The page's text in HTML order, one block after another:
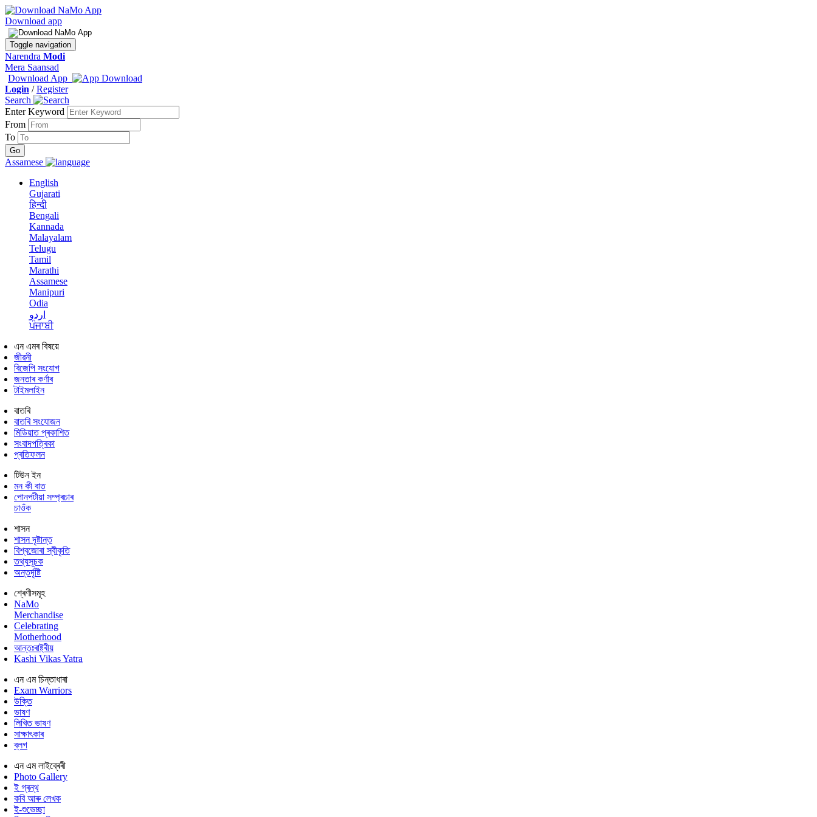
Download app
Toggle navigation
Narendra Modi
Mera Saansad
Download App
Login /Register
Search
Enter Keyword
From
To
Assamese
English
Gujarati
हिन्दी
Bengali
Kannada
Malayalam
Telugu
Tamil
Marathi
Assamese
Manipuri
Odia
اردو
ਪੰਜਾਬੀ
এন এমৰ বিষয়ে
জীৱনী
বিজেপি সংযোগ
জনতাৰ কৰ্ণাৰ
টাইমলাইন
বাতৰি
বাতৰি সংযোজন
মিডিয়াত প্ৰকাশিত
সংবাদপত্ৰিকা
প্ৰতিফলন
টিউন ইন
মন কী বাত
পোনপটীয়া সম্প্ৰচাৰ
চাওঁক
শাসন
শাসন দৃষ্টান্ত
বিশ্বজোৰা স্বীকৃতি
তথ্যসূচক
অন্তৰ্দৃষ্টি
শ্ৰেণীসমূহ
NaMo
Merchandise
Celebrating
Motherhood
আন্তঃৰাষ্ট্ৰীয়
Kashi Vikas Yatra
এন এম চিন্তাধাৰা
Exam Warriors
উক্তি
ভাষণ
লিখিত ভাষণ
সাক্ষাৎকাৰ
ব্লগ
এন এম লাইব্ৰেৰী
Photo Gallery
ই গ্ৰন্থ
কবি আৰু লেখক
ই-শুভেচ্ছা